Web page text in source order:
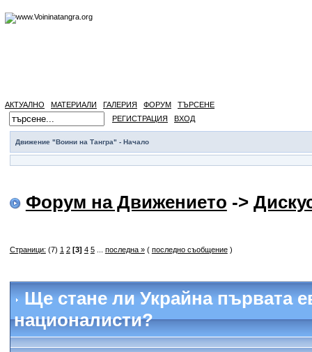
АКТУАЛНО МАТЕРИАЛИ ГАЛЕРИЯ ФОРУМ
ТЪРСЕНЕ
РЕГИСТРАЦИЯ
ВХОД
Движение "Воини на Тангра" - Начало
Форум на Движението ->
Страници: (7) 1 2 [3] 4 5... последна »( последно съобщение)
Ще стане ли Украйна първата
националисти?